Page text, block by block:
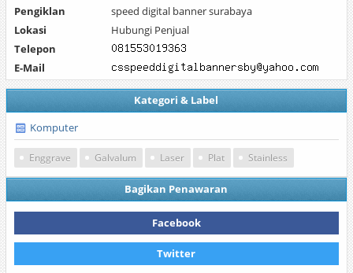
Pengiklan
speed digital banner surabaya
Lokasi
Hubungi Penjual
Telepon
E-Mail
Kategori & Label
Komputer
Enggrave Galvalum Laser Plat Stainless
Bagikan Penawaran
Facebook
Twitter